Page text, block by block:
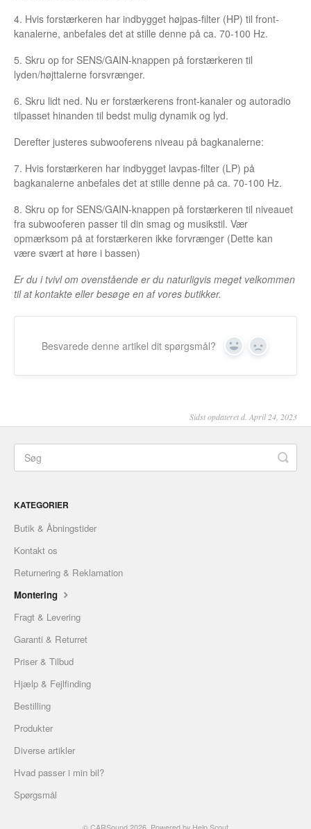
4. Hvis forstærkeren har indbygget højpas-filter (HP) til front-
kanalerne, anbefales det at stille denne på ca. 70-100 Hz.
5. Skru op for SENS/GAIN-knappen på forstærkeren til
lyden/højttalerne forsvrænger.
6. Skru lidt ned. Nu er forstærkerens front-kanaler og autoradio
tilpasset hinanden til bedst mulig dynamik og lyd.
Derefter justeres subwooferens niveau på bagkanalerne:
7. Hvis forstærkeren har indbygget lavpas-filter (LP) på
bagkanalerne anbefales det at stille denne på ca. 70-100 Hz.
8. Skru op for SENS/GAIN-knappen på forstærkeren til niveauet
fra subwooferen passer til din smag og musikstil. Vær
opmærksom på at forstærkeren ikke forvrænger (Dette kan
være svært at høre i bassen)
Er du i tvivl om ovenstående er du naturligvis meget velkommen
til at kontakte eller besøge en af vores butikker.
Besvarede denne artikel dit spørgsmål? Yes No
Sidst opdateret d. April 24, 2023
KATEGORIER
Butik & Åbningstider
Kontakt os
Returnering & Reklamation
Montering
Fragt & Levering
Garanti & Returret
Priser & Tilbud
Hjælp & Fejlfinding
Bestilling
Produkter
Diverse artikler
Hvad passer i min bil?
Spørgsmål